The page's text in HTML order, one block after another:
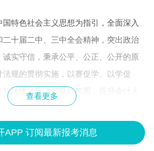
国特色社会主义思想为指引，全面深入
二十届二中、三中全会精神，突出政治
诚实守信，秉承公平、公正、公开的原
法规的贯彻实施，以赛促学、以学促
知法懂法守法的良好氛围，提升会计人
培养一支政治坚定、道德优良、业务精
会计人才队伍，为陕西经济社会高质量
查看更多
APP 订阅最新报考消息